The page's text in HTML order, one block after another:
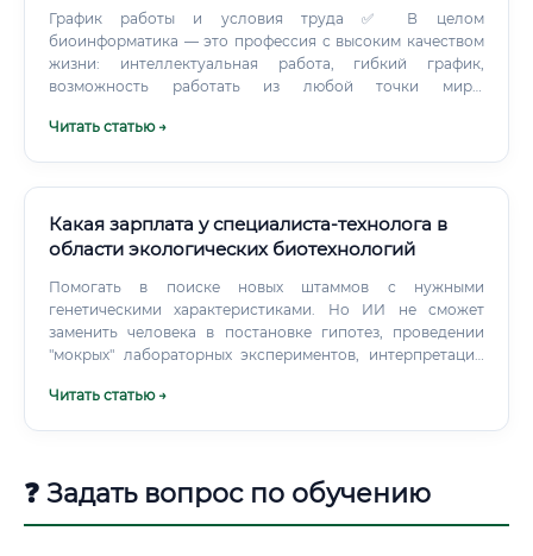
График работы и условия труда ✅ В целом
биоинформатика — это профессия с высоким качеством
жизни: интеллектуальная работа, гибкий график,
возможность работать из любой точки мира.
лет биоинформатика трансформируется в несколько
анализ данных мозга и нейродегенеративных
заболеваний 🦾 Синтетическая биология —
биоинформатика — адаптация экосистем, новые
культуры 💊 AI Drug Discovery — ИИ-разработка лекарств
с участием биоинформатиков 🔬 Одноклеточная
геномика (single-cell) — революция в онкологии 🚀
человека Биоинформатика — это не просто профессия.
Читать статью →
Какая зарплата у специалиста-технолога в
области экологических биотехнологий
Помогать в поиске новых штаммов с нужными
генетическими характеристиками. Но ИИ не сможет
заменить человека в постановке гипотез, проведении
"мокрых" лабораторных экспериментов, интерпретации
поиске принципиально новых решений.
Читать статью →
❓ Задать вопрос по обучению